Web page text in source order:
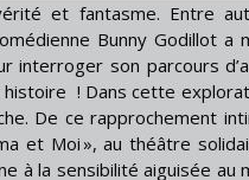
et fantasme. Entre
Bunny Godillot a
interroger son parcours
histoire ! Dans cette
De ce rapprochement
et Moi », au théâtre
à la sensibilité aiguisée au